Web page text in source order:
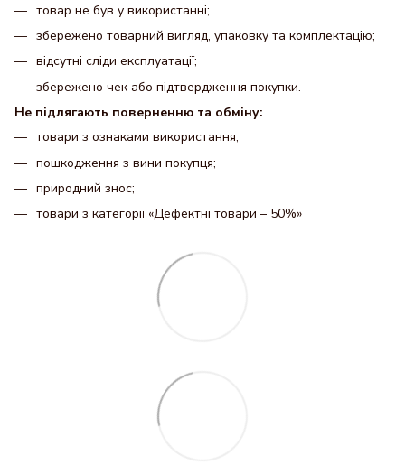
товар не був у використанні;
збережено товарний вигляд, упаковку та комплектацію;
відсутні сліди експлуатації;
збережено чек або підтвердження покупки.
Не підлягають поверненню та обміну:
товари з ознаками використання;
пошкодження з вини покупця;
природний знос;
товари з категорії «Дефектні товари – 50%»